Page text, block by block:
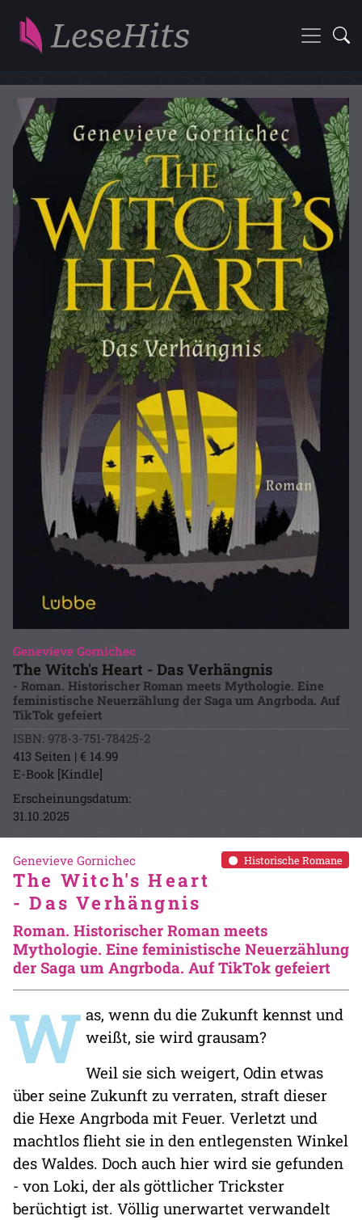
Genevieve Gornichec
The Witch's Heart - Das Verhängnis
- Roman. Historischer Roman meets Mythologie. Eine
feministische Neuerzählung der Saga um Angrboda. Auf
TikTok gefeiert
ISBN: 978-3-751-78425-2
413 Seiten | € 14.99
E-Book [Kindle]
Erscheinungsdatum:
31.10.2025
Historische Romane
Genevieve Gornichec
The Witch's Heart
- Das Verhängnis
Roman. Historischer Roman meets
Mythologie. Eine feministische Neuerzählung
der Saga um Angrboda. Auf TikTok gefeiert
W as, wenn du die Zukunft kennst und
weißt, sie wird grausam?
Weil sie sich weigert, Odin etwas
über seine Zukunft zu verraten, straft dieser
die Hexe Angrboda mit Feuer. Verletzt und
machtlos flieht sie in den entlegensten Winkel
des Waldes. Doch auch hier wird sie gefunden
- von Loki, der als göttlicher Trickster
berüchtigt ist. Völlig unerwartet verwandelt